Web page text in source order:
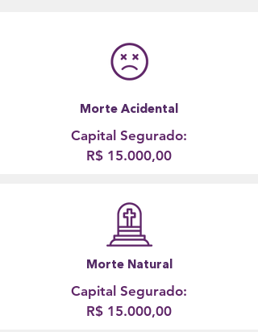
Morte Acidental
Capital Segurado:
R$ 15.000,00
Morte Natural
Capital Segurado:
R$ 15.000,00